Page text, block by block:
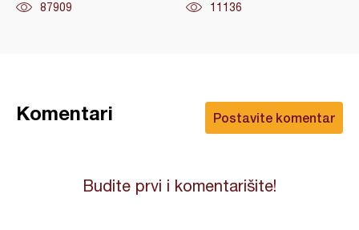
87909 11136
Postavite komentar
Komentari
Budite prvi i komentarišite!